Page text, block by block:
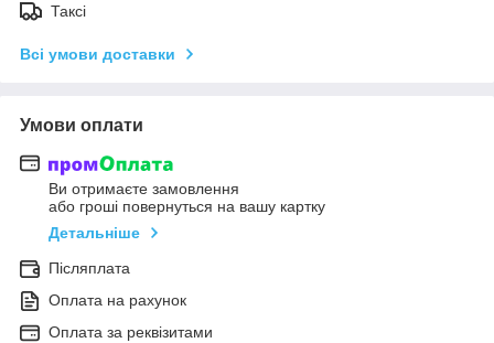
Таксі
Всі умови доставки
Умови оплати
Ви отримаєте замовлення
або гроші повернуться на вашу картку
Детальніше
Післяплата
Оплата на рахунок
Оплата за реквізитами